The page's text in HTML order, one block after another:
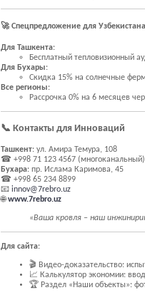
🚀 Спецпредложение для
Для Ташкента:
Бесплатный тепловизионный
Для Бухары:
Скидка 15% на солнечные
Все регионы:
Рассрочка 0% на 6 месяцев
📞 Контакты для Инноваций
Ташкент: ул. Амира Темура, 108
☎ +998 71 123 4567 (многоканальный)
Бухара: пр. Ислама Каримова, 45
☎ +998 65 234 8899
📧 innov@7rebro.uz
🌐www.7rebro.uz
«Ваша кровля – наш
Для сайта:
🎬 Видео-доказательство:
📈 Калькулятор экономии:
🏆 Раздел «Наши объекты»: